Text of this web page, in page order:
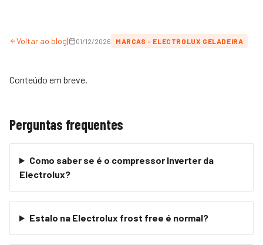
Voltar ao blog| 01/12/2026 MARCAS - ELECTROLUX GELADEIRA
Conteúdo em breve.
Perguntas frequentes
Como saber se é o compressor Inverter da
Electrolux?
Estalo na Electrolux frost free é normal?